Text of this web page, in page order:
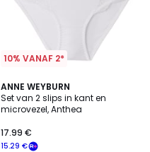
10% VANAF 2*
ANNE WEYBURN
Set van 2 slips in kant en
microvezel, Anthea
15.29 €
17.99 €
4.6
/ 5
6
Kleuren